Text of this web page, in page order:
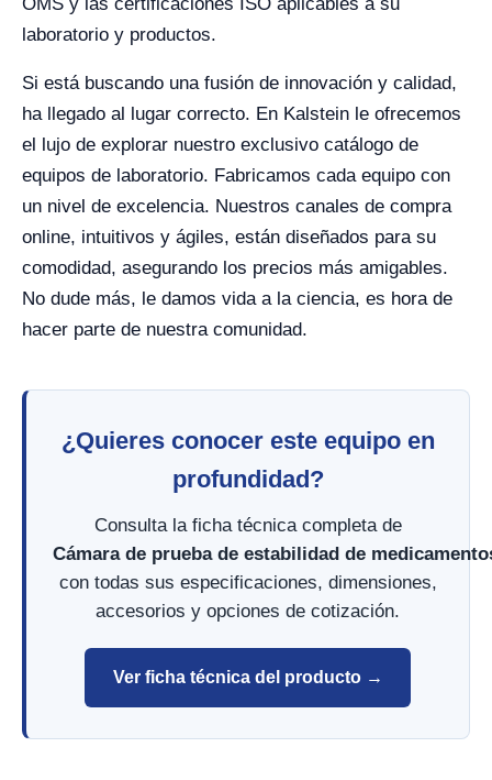
OMS y las certificaciones ISO aplicables a su
laboratorio y productos.
Si está buscando una fusión de innovación y calidad,
ha llegado al lugar correcto. En Kalstein le ofrecemos
el lujo de explorar nuestro exclusivo catálogo de
equipos de laboratorio. Fabricamos cada equipo con
un nivel de excelencia. Nuestros canales de compra
online, intuitivos y ágiles, están diseñados para su
comodidad, asegurando los precios más amigables.
No dude más, le damos vida a la ciencia, es hora de
hacer parte de nuestra comunidad.
¿Quieres conocer este equipo en
profundidad?
Consulta la ficha técnica completa de
Cámara de prueba de estabilidad de
con todas sus especificaciones, dimensiones,
accesorios y opciones de cotización.
Ver ficha técnica del producto →